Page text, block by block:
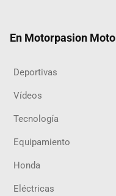
En Motorpasion
Deportivas
Vídeos
Tecnología
Equipamiento
Honda
Eléctricas